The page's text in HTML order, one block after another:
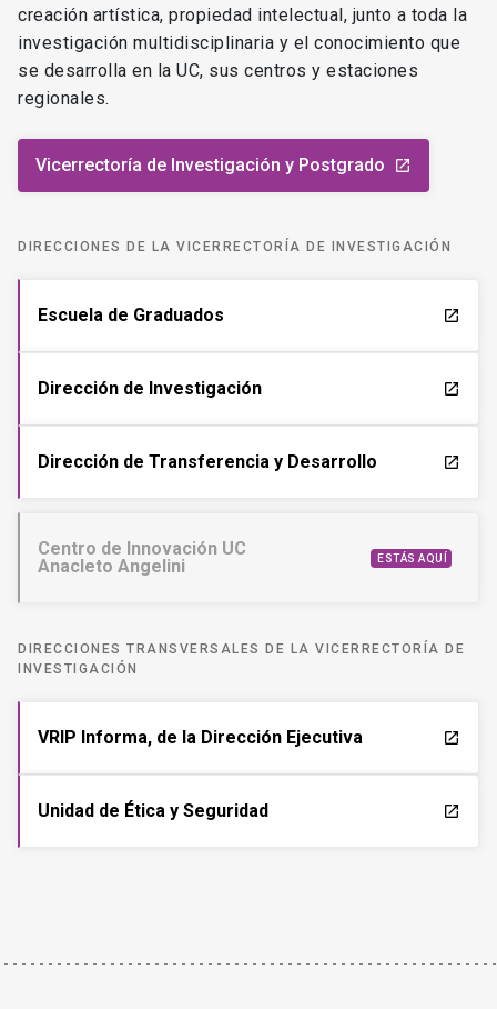
creación artística, propiedad intelectual, junto a toda la
investigación multidisciplinaria y el conocimiento que
se desarrolla en la UC, sus centros y estaciones
regionales.
Vicerrectoría de Investigación y Postgrado launch
DIRECCIONES DE LA VICERRECTORÍA DE INVESTIGACIÓN
Escuela de Graduados launch
Dirección de Investigación launch
Dirección de Transferencia y Desarrollo launch
Centro de Innovación UC
Anacleto Angelini
ESTÁS AQUÍ
DIRECCIONES TRANSVERSALES DE LA VICERRECTORÍA DE
INVESTIGACIÓN
VRIP Informa, de la Dirección Ejecutiva launch
Unidad de Ética y Seguridad launch